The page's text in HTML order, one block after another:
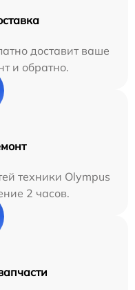
доставит ваше
и обратно.
техники Olympus
2 часов.